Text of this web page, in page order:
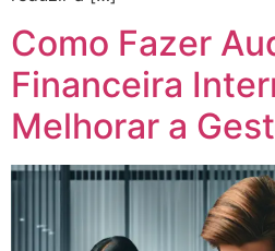
Como Fazer
Financeira
Melhorar a